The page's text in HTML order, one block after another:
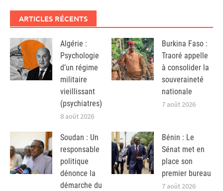
ARTICLES RÉCENTS
Algérie :
Psychologie
d’un régime
militaire
vieillissant
(psychiatres)
8 août 2026
Burkina Faso :
Traoré appelle
à consolider la
souveraineté
nationale
7 août 2026
Soudan : Un
responsable
politique
dénonce la
démarche du
Bénin : Le
Sénat met en
place son
premier bureau
7 août 2026